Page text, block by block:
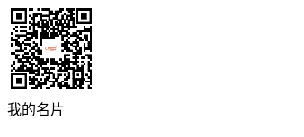
我的名片